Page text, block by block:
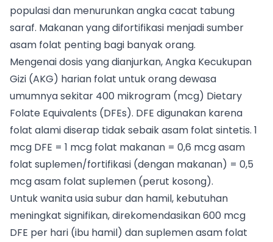
populasi dan menurunkan angka cacat tabung
saraf. Makanan yang difortifikasi menjadi sumber
asam folat penting bagi banyak orang.
Mengenai dosis yang dianjurkan, Angka Kecukupan
Gizi (AKG) harian folat untuk orang dewasa
umumnya sekitar 400 mikrogram (mcg) Dietary
Folate Equivalents (DFEs). DFE digunakan karena
folat alami diserap tidak sebaik asam folat sintetis. 1
mcg DFE = 1 mcg folat makanan = 0,6 mcg asam
folat suplemen/fortifikasi (dengan makanan) = 0,5
mcg asam folat suplemen (perut kosong).
Untuk wanita usia subur dan hamil, kebutuhan
meningkat signifikan, direkomendasikan 600 mcg
DFE per hari (ibu hamil) dan suplemen asam folat